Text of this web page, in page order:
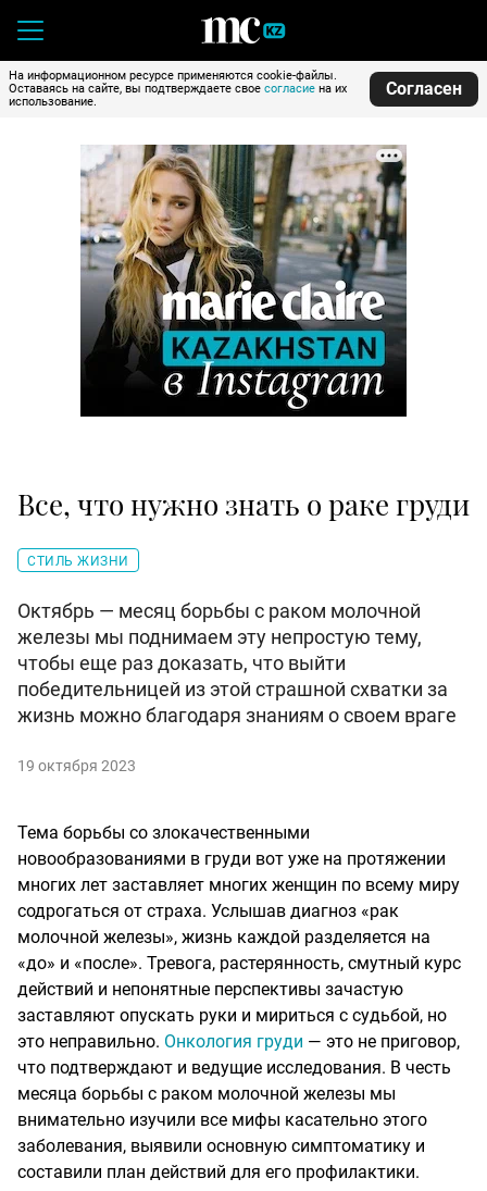
На информационном ресурсе применяются cookie-файлы.
Оставаясь на сайте, вы подтверждаете свое согласие на их
использование.
Согласен
Все, что нужно знать о раке груди
СТИЛЬ ЖИЗНИ
Октябрь — месяц борьбы с раком молочной
железы мы поднимаем эту непростую тему,
чтобы еще раз доказать, что выйти
победительницей из этой страшной схватки за
жизнь можно благодаря знаниям о своем враге
19 октября 2023
Тема борьбы со злокачественными
новообразованиями в груди вот уже на протяжении
многих лет заставляет многих женщин по всему миру
содрогаться от страха. Услышав диагноз «рак
молочной железы», жизнь каждой разделяется на
«до» и «после». Тревога, растерянность, смутный курс
действий и непонятные перспективы зачастую
заставляют опускать руки и мириться с судьбой, но
это неправильно. Онкология груди — это не приговор,
что подтверждают и ведущие исследования. В честь
месяца борьбы с раком молочной железы мы
внимательно изучили все мифы касательно этого
заболевания, выявили основную симптоматику и
составили план действий для его профилактики.